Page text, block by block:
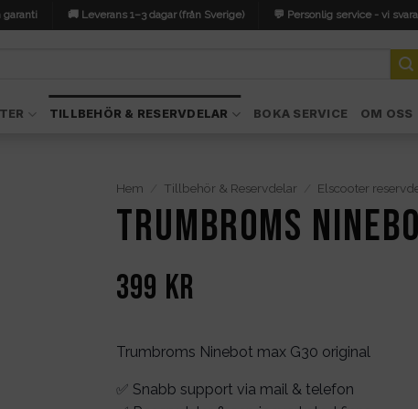
garanti 🚚 Leverans 1–3 dagar (från Sverige) 💬 Personlig service - vi
TILLBEHÖR & RESERVDELAR BOKA SERVICE OM OSS
Hem Tillbehör & Reservdelar Elscooter
Trumbroms
399 kr
Trumbroms Ninebot max G30 original
✅ Snabb support via mail & telefon